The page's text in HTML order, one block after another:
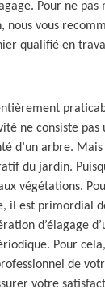
Pour ne pas
nous vous
qualifié en
ne consiste pas
d’un arbre.
du jardin.
végétations.
il est primordial
d’élagage
Pour cela,
de
votre